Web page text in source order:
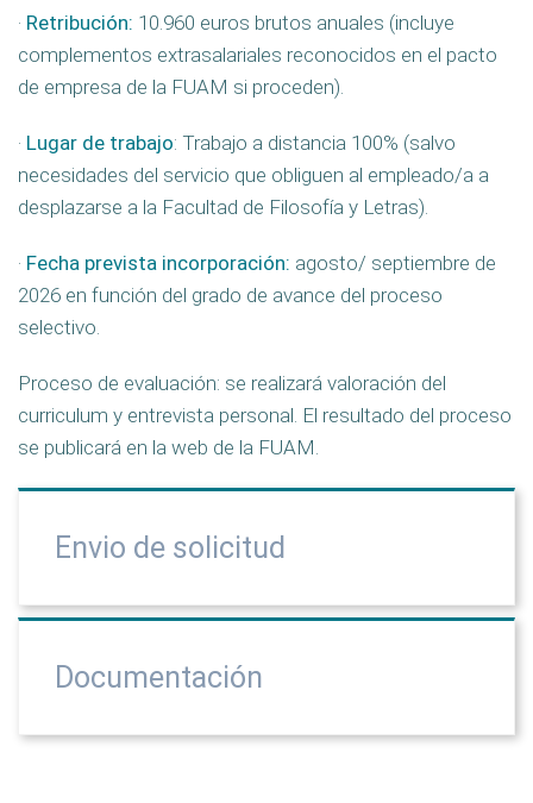
· Retribución: 10.960 euros brutos anuales (incluye
complementos extrasalariales reconocidos en el pacto
de empresa de la FUAM si proceden).
· Lugar de trabajo: Trabajo a distancia 100% (salvo
necesidades del servicio que obliguen al empleado/a a
desplazarse a la Facultad de Filosofía y Letras).
· Fecha prevista incorporación: agosto/ septiembre de
2026 en función del grado de avance del proceso
selectivo.
Proceso de evaluación: se realizará valoración del
curriculum y entrevista personal. El resultado del proceso
se publicará en la web de la FUAM.
Envio de solicitud
Documentación